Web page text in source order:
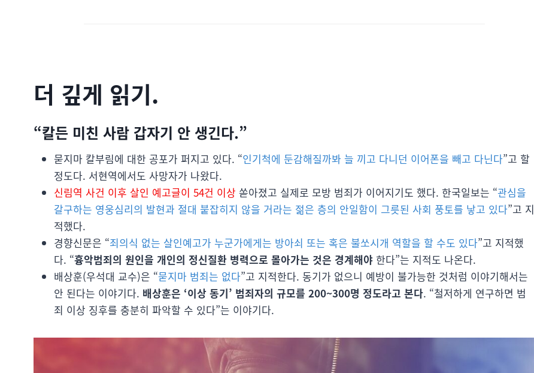
더 깊게 읽기.
“칼든 미친 사람 갑자기 안 생긴다.”
묻지마 칼부림에 대한 공포가 퍼지고 있다. “인기척에 둔감해질까봐 늘 끼고 다니던 이어폰을 빼고 다닌다”고 할
정도다. 서현역에서도 사망자가 나왔다.
신림역 사건 이후 살인 예고글이 54건 이상 쏟아졌고 실제로 모방 범죄가 이어지기도 했다. 한국일보는 “관심을
갈구하는 영웅심리의 발현과 절대 붙잡히지 않을 거라는 젊은 층의 안일함이 그릇된 사회 풍토를 낳고 있다”고 지
적했다.
경향신문은 “죄의식 없는 살인예고가 누군가에게는 방아쇠 또는 혹은 불쏘시개 역할을 할 수도 있다”고 지적했
다. “흉악범죄의 원인을 개인의 정신질환 병력으로 몰아가는 것은 경계해야 한다”는 지적도 나온다.
배상훈(우석대 교수)은 “묻지마 범죄는 없다”고 지적한다. 동기가 없으니 예방이 불가능한 것처럼 이야기해서는
안 된다는 이야기다. 배상훈은 ‘이상 동기’ 범죄자의 규모를 200~300명 정도라고 본다. “철저하게 연구하면 범
죄 이상 징후를 충분히 파악할 수 있다”는 이야기다.